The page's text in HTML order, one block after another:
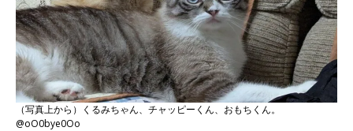
（写真上から）くるみちゃん、チャッピーくん、おもちくん。
@oO0bye0Oo